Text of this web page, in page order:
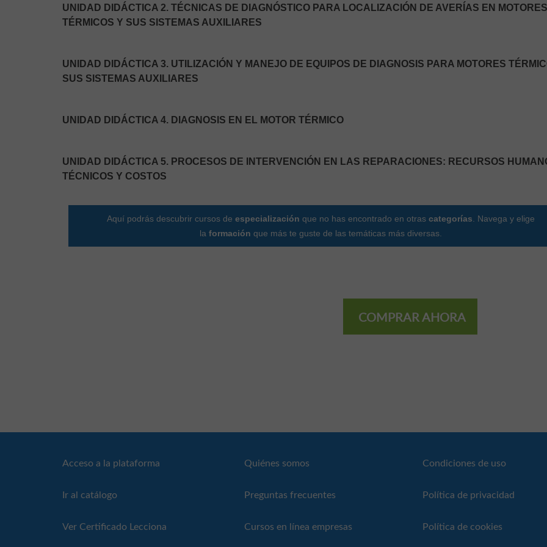
UNIDAD DIDÁCTICA 2. TÉCNICAS DE DIAGNÓSTICO PARA LOCALIZACIÓN DE AVERÍAS EN MOTORES
TÉRMICOS Y SUS SISTEMAS AUXILIARES
UNIDAD DIDÁCTICA 3. UTILIZACIÓN Y MANEJO DE EQUIPOS DE DIAGNOSIS PARA MOTORES
SUS SISTEMAS AUXILIARES
UNIDAD DIDÁCTICA 4. DIAGNOSIS EN EL MOTOR TÉRMICO
UNIDAD DIDÁCTICA 5. PROCESOS DE INTERVENCIÓN EN LAS REPARACIONES: RECURSOS
TÉCNICOS Y COSTOS
Aquí podrás descubrir cursos deespecialización que no has encontrado en otrascategorías. Navega y elige
laformación que más te guste de las temáticas más diversas.
COMPRAR AHORA
Acceso a la plataforma
Ir al catálogo
Ver Certificado Lecciona
Quiénes somos
Preguntas frecuentes
Cursos en línea empresas
Condiciones de uso
Política de privacidad
Política de cookies